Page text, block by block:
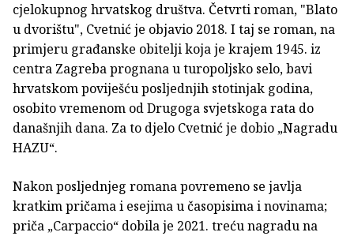
cjelokupnog hrvatskog društva. Četvrti roman, "Blato
u dvorištu", Cvetnić je objavio 2018. I taj se roman, na
primjeru građanske obitelji koja je krajem 1945. iz
centra Zagreba prognana u turopoljsko selo, bavi
hrvatskom poviješću posljednjih stotinjak godina,
osobito vremenom od Drugoga svjetskoga rata do
današnjih dana. Za to djelo Cvetnić je dobio „Nagradu
HAZU“.
Nakon posljednjeg romana povremeno se javlja
kratkim pričama i esejima u časopisima i novinama;
priča „Carpaccio“ dobila je 2021. treću nagradu na